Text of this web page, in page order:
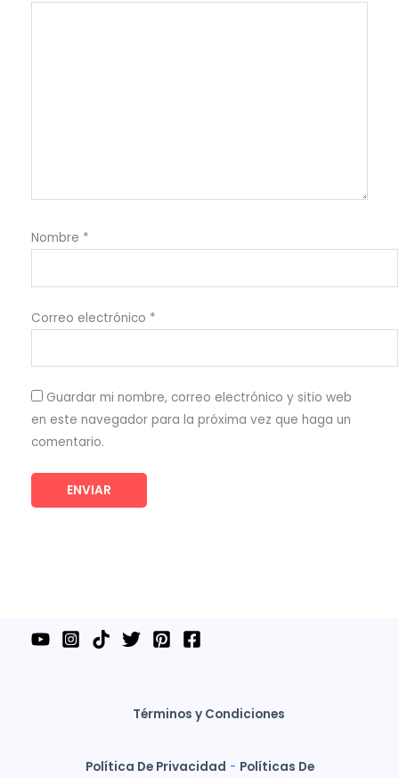
Nombre *
Correo electrónico *
Guardar mi nombre, correo electrónico y sitio web
en este navegador para la próxima vez que haga un
comentario.
Términos y Condiciones
Política De Privacidad - Políticas De